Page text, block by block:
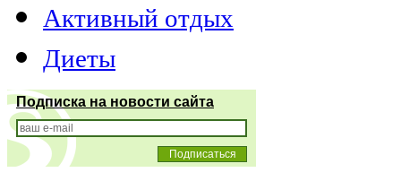
Активный отдых
Диеты
Подписка на новости сайта